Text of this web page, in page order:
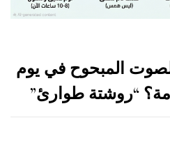
المبحوح في يوم
“روشتة طوارئ”